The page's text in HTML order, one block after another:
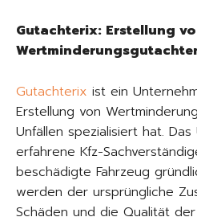
Gutachterix: Erstellung
Gutachterix ist ein
Erstellung von
Unfällen spezialisiert hat.
erfahrene Kfz-
beschädigte Fahrzeug
werden der ursprüngliche
Schäden und die Qualität